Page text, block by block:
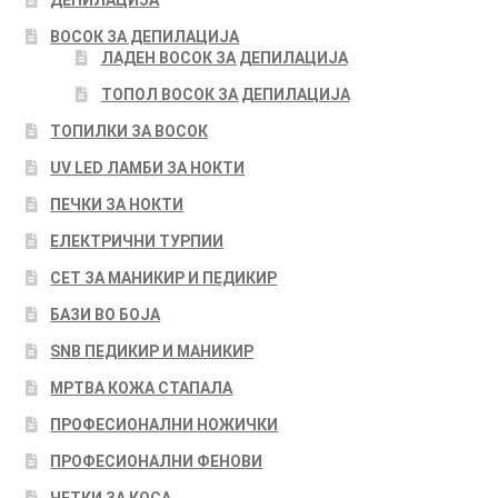
ВОСОК ЗА ДЕПИЛАЦИЈА
ЛАДЕН ВОСОК ЗА ДЕПИЛАЦИЈА
ТОПОЛ ВОСОК ЗА ДЕПИЛАЦИЈА
ТОПИЛКИ ЗА ВОСОК
UV LED ЛАМБИ ЗА НОКТИ
ПЕЧКИ ЗА НОКТИ
ЕЛЕКТРИЧНИ ТУРПИИ
СЕТ ЗА МАНИКИР И ПЕДИКИР
БАЗИ ВО БОЈА
SNB ПЕДИКИР И МАНИКИР
МРТВА КОЖА СТАПАЛА
ПРОФЕСИОНАЛНИ НОЖИЧКИ
ПРОФЕСИОНАЛНИ ФЕНОВИ